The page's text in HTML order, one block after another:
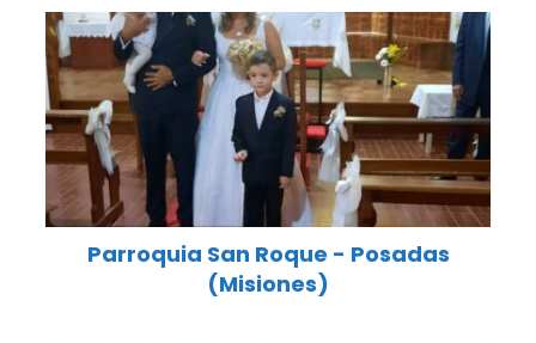
Parroquia San Roque - Posadas
(Misiones)